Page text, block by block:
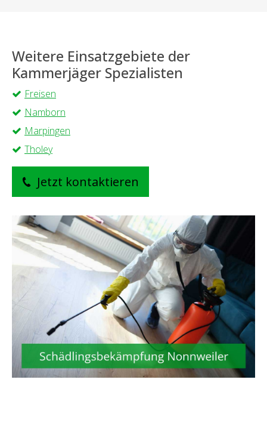
Weitere Einsatzgebiete der
Kammerjäger Spezialisten
Freisen
Namborn
Marpingen
Tholey
Jetzt kontaktieren